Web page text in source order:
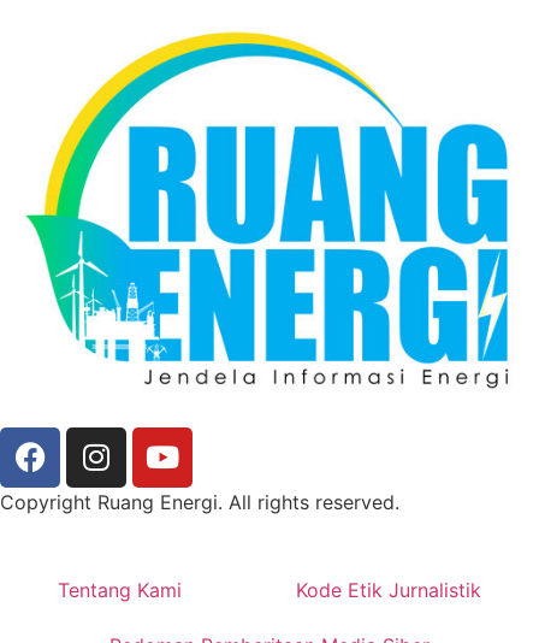
Copyright Ruang Energi. All rights reserved.
Tentang Kami Kode Etik Jurnalistik